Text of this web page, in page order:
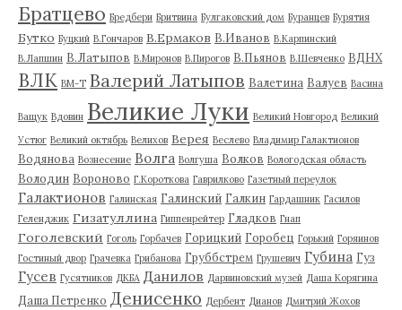
Братцево Бредбери Бритвина Булгаковский дом Буранцев Бурятия
Бутко Буцкий В.Гончаров В.Ермаков В.Иванов В.Карпинский
В.Лапшин В.Латыпов В.Миронов В.Пирогов В.Пьянов В.Шевченко ВДНХ
ВЛК ВМ-Т Валерий Латыпов Валетина Валуев Васина
Ващук Вдовин Великие Луки Великий Новгород Великий
Устюг Великий октябрь Велихов Верея Веслево Владимир Галактионов
Водянова Вознесение Волга Волгуша Волков Вологодская область
Володин Вороново Г.Короткова Гаврилково Газетный переулок
Галактионов Галинская Галинский Галкин Гардашник Гасилов
Геленджик Гизатуллина Гиппенрейтер Гладков Гнап
Гоголевский Гоголь Горбачев Горицкий Горобец Горький Горяинов
Гостиный двор Грачевка Грибанова Груббстрем Грушевич Губина Гуз
Гусев Гусятников ДКБА Данилов Дарвиновский музей Даша Корягина
Даша Петренко Денисенко Дербент Дианов Дмитрий Жохов